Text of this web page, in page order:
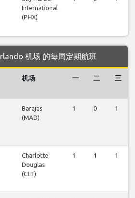
International
(PHX)
机场 的每周定期航班
机场 一 二 三
Barajas
(MAD)
1 0 1
Charlotte
Douglas
(CLT)
1 1 1